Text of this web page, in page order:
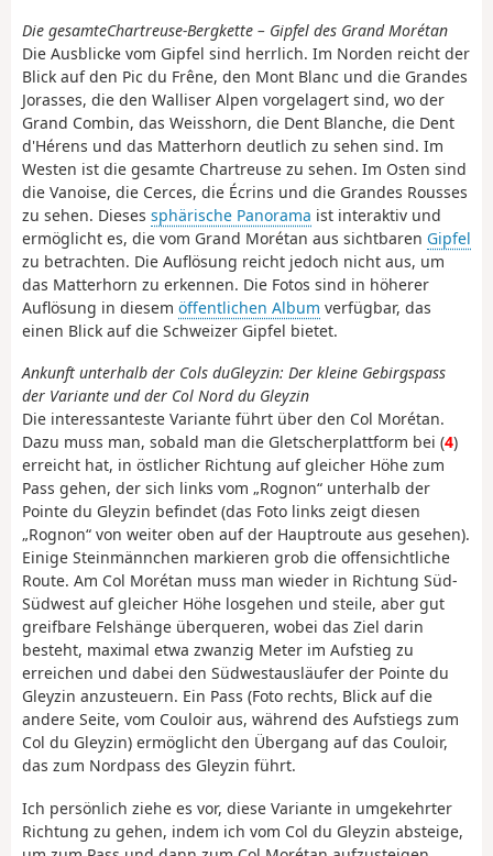
Die gesamteChartreuse-Bergkette – Gipfel des Grand Morétan
Die Ausblicke vom Gipfel sind herrlich. Im Norden reicht der
Blick auf den Pic du Frêne, den Mont Blanc und die Grandes
Jorasses, die den Walliser Alpen vorgelagert sind, wo der
Grand Combin, das Weisshorn, die Dent Blanche, die Dent
d'Hérens und das Matterhorn deutlich zu sehen sind. Im
Westen ist die gesamte Chartreuse zu sehen. Im Osten sind
die Vanoise, die Cerces, die Écrins und die Grandes Rousses
zu sehen. Dieses sphärische Panorama ist interaktiv und
ermöglicht es, die vom Grand Morétan aus sichtbaren Gipfel
zu betrachten. Die Auflösung reicht jedoch nicht aus, um
das Matterhorn zu erkennen. Die Fotos sind in höherer
Auflösung in diesem öffentlichen Album verfügbar, das
einen Blick auf die Schweizer Gipfel bietet.
Ankunft unterhalb der Cols duGleyzin: Der kleine Gebirgspass
der Variante und der Col Nord du Gleyzin
Die interessanteste Variante führt über den Col Morétan.
Dazu muss man, sobald man die Gletscherplattform bei (4)
erreicht hat, in östlicher Richtung auf gleicher Höhe zum
Pass gehen, der sich links vom „Rognon“ unterhalb der
Pointe du Gleyzin befindet (das Foto links zeigt diesen
„Rognon“ von weiter oben auf der Hauptroute aus gesehen).
Einige Steinmännchen markieren grob die offensichtliche
Route. Am Col Morétan muss man wieder in Richtung Süd-
Südwest auf gleicher Höhe losgehen und steile, aber gut
greifbare Felshänge überqueren, wobei das Ziel darin
besteht, maximal etwa zwanzig Meter im Aufstieg zu
erreichen und dabei den Südwestausläufer der Pointe du
Gleyzin anzusteuern. Ein Pass (Foto rechts, Blick auf die
andere Seite, vom Couloir aus, während des Aufstiegs zum
Col du Gleyzin) ermöglicht den Übergang auf das Couloir,
das zum Nordpass des Gleyzin führt.
Ich persönlich ziehe es vor, diese Variante in umgekehrter
Richtung zu gehen, indem ich vom Col du Gleyzin absteige,